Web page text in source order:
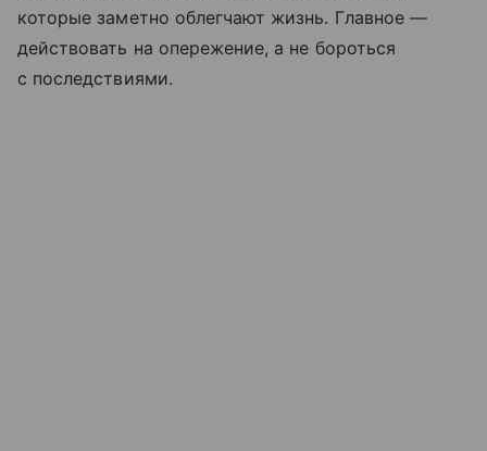
которые заметно облегчают жизнь. Главное —
действовать на опережение, а не бороться
с последствиями.